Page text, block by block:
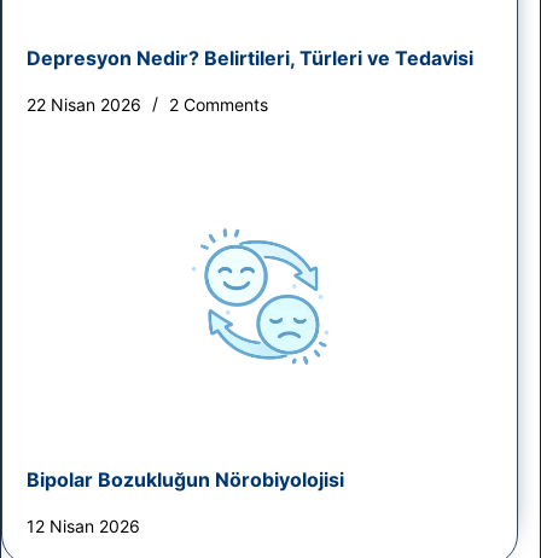
Depresyon Nedir? Belirtileri, Türleri ve Tedavisi
22 Nisan 2026 2 Comments
Bipolar Bozukluğun Nörobiyolojisi
12 Nisan 2026